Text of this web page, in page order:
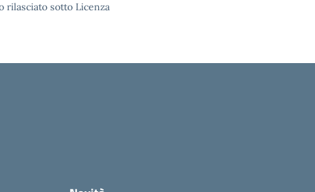
rilasciato sotto Licenza